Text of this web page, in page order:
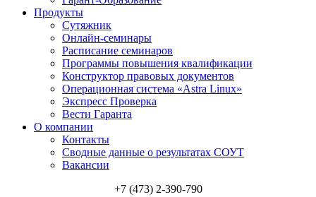
Продукты
Сутяжник
Онлайн-семинары
Расписание семинаров
Программы повышения квалификации
Конструктор правовых документов
Операционная система «Astra Linux»
Экспресс Проверка
Вести Гаранта
О компании
Контакты
Сводные данные о результатах СОУТ
Вакансии
+7 (473) 2-390-790